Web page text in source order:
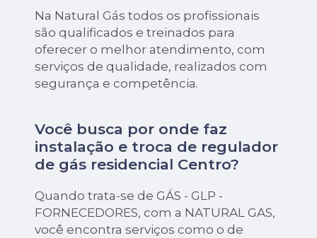
Na Natural Gás todos os profissionais
são qualificados e treinados para
oferecer o melhor atendimento, com
serviços de qualidade, realizados com
segurança e competência.
Você busca por onde faz
instalação e troca de regulador
de gás residencial Centro?
Quando trata-se de GÁS - GLP -
FORNECEDORES, com a NATURAL GAS,
você encontra serviços como o de